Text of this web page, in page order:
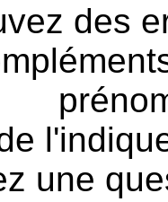
des
une